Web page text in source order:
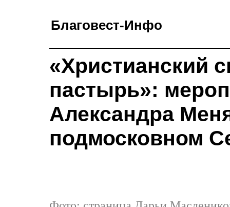
Благовест-Инфо
«Христианский
пастырь»:
Александра
подмосковном